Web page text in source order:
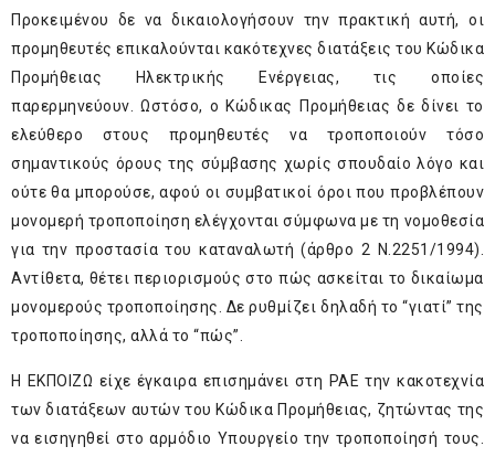
Προκειμένου δε να δικαιολογήσουν την πρακτική αυτή, οι
προμηθευτές επικαλούνται κακότεχνες διατάξεις του Κώδικα
Προμήθειας Ηλεκτρικής Ενέργειας, τις οποίες
παρερμηνεύουν. Ωστόσο, ο Κώδικας Προμήθειας δε δίνει το
ελεύθερο στους προμηθευτές να τροποποιούν τόσο
σημαντικούς όρους της σύμβασης χωρίς σπουδαίο λόγο και
ούτε θα μπορούσε, αφού οι συμβατικοί όροι που προβλέπουν
μονομερή τροποποίηση ελέγχονται σύμφωνα με τη νομοθεσία
για την προστασία του καταναλωτή (άρθρο 2 Ν.2251/1994).
Αντίθετα, θέτει περιορισμούς στο πώς ασκείται το δικαίωμα
μονομερούς τροποποίησης. Δε ρυθμίζει δηλαδή το “γιατί” της
τροποποίησης, αλλά το “πώς”.
Η ΕΚΠΟΙΖΩ είχε έγκαιρα επισημάνει στη ΡΑΕ την κακοτεχνία
των διατάξεων αυτών του Κώδικα Προμήθειας, ζητώντας της
να εισηγηθεί στο αρμόδιο Υπουργείο την τροποποίησή τους.